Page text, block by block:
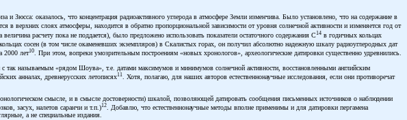
оказалось, что концентрация радиоактивного углерода в атмосфере Земли изменчива. Было установлено, что на содержание в
в верхних слоях атмосферы, находится в обратно пропорциональной зависимости от уровня солнечной активности и изменяется год от
расчету пока не поддается), было предложено использовать показатели остаточного содержания С14 в годичных кольцах
сосен (в том числе окаменевших экземпляров) в Скалистых горах, он получил абсолютно надежную шкалу радиоуглеродных дат
2000 лет10. При этом, вопреки умозрительным построениям «новых хронологов», археологические датировки существенно удревнились.
называемым «рядом Шоува», т.е. датами максимумов и минимумов солнечной активности, восстановленными английским
анналах, древнерусских летописях11
. Хотя, полагаю, для наших авторов естественнонаучные исследования, если они противоречат
смысле, и в смысле достоверности) шкалой, позволяющей датировать сообщения письменных источников о наблюдении
засух, налетов саранчи и т.п.)12. Добавлю, что естественнонаучные методы вполне применимы и для датировки пергамена
а не специальные издания.